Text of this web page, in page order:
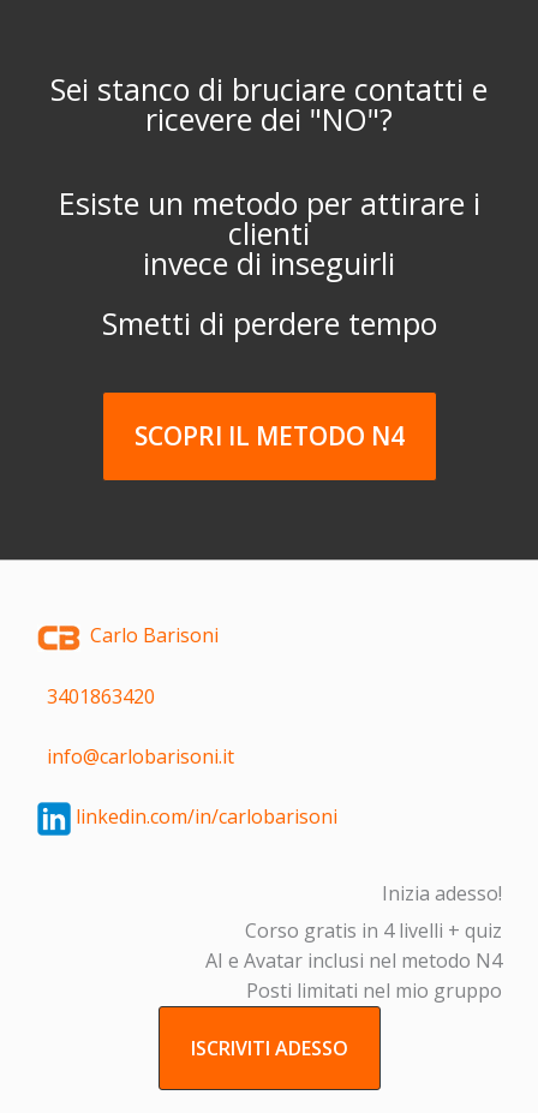
Sei stanco di bruciare contatti e
ricevere dei "NO"?
Esiste un metodo per attirare i
clienti
invece di inseguirli
Smetti di perdere tempo
SCOPRI IL METODO N4
Carlo Barisoni
3401863420
info@carlobarisoni.it
linkedin.com/in/carlobarisoni
Inizia adesso!
Corso gratis in 4 livelli + quiz
AI e Avatar inclusi nel metodo N4
Posti limitati nel mio gruppo
ISCRIVITI ADESSO